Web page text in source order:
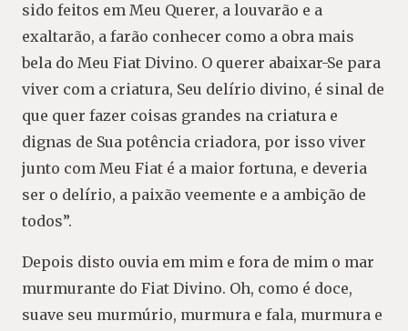
sido feitos em Meu Querer, a louvarão e a
exaltarão, a farão conhecer como a obra mais
bela do Meu Fiat Divino. O querer abaixar-Se para
viver com a criatura, Seu delírio divino, é sinal de
que quer fazer coisas grandes na criatura e
dignas de Sua potência criadora, por isso viver
junto com Meu Fiat é a maior fortuna, e deveria
ser o delírio, a paixão veemente e a ambição de
todos”.
Depois disto ouvia em mim e fora de mim o mar
murmurante do Fiat Divino. Oh, como é doce,
suave seu murmúrio, murmura e fala, murmura e